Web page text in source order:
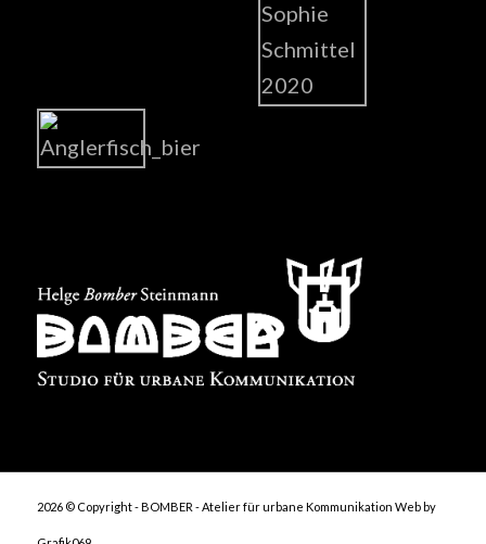
2026 © Copyright - BOMBER - Atelier für urbane Kommunikation Web by